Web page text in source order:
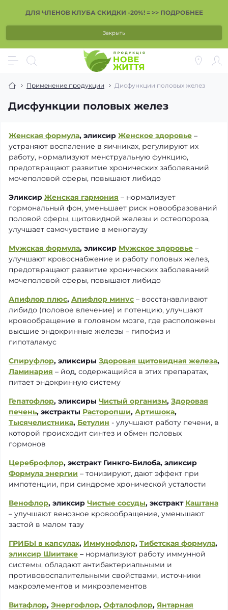
ДЛЯ ЧЛЕНОВ КЛУБА СКИДКИ -20%! = >> ПОДРОБНЕЕ
Закрыть
Применение продукции Дисфункции половых желез
Дисфункции половых желез
Женская формула, эликсир Женское здоровье –
устраняют воспаление в яичниках, регулируют их
работу, нормализуют менструальную функцию,
предотвращают развитие хронических заболеваний
мочеполовой сферы, повышают либидо
Эликсир Женская гармония – нормализует
гормональный фон, уменьшает риск новообразований
половой сферы, щитовидной железы и остеопороза,
улучшает самочувствие в менопаузу
Мужская формула, эликсир Мужское здоровье –
улучшают кровоснабжение и работу половых желез,
предотвращают развитие хронических заболеваний
мочеполовой сферы, повышают либидо
Апифлор плюс, Апифлор минус – восстанавливают
либидо (половое влечение) и потенцию, улучшают
кровообращение в головном мозге, где расположены
высшие эндокринные железы – гипофиз и
гипоталамус
Спируфлор, эликсиры Здоровая щитовидная железа,
Ламинария – йод, содержащийся в этих препаратах,
питает эндокринную систему
Гепатофлор, эликсиры Чистый организм, Здоровая
печень, экстракты Расторопши, Артишока,
Тысячелистника, Бетулин - улучшают работу печени, в
которой происходит синтез и обмен половых
гормонов
Цереброфлор, экстракт Гинкго-Билоба, эликсир
Формула энергии – тонизируют, дают эффект при
импотенции, при синдроме хронической усталости
Венофлор, эликсир Чистые сосуды, экстракт Каштана
– улучшают венозное кровообращение, уменьшают
застой в малом тазу
ГРИБЫ в капсулах, Иммунофлор, Тибетская формула,
эликсир Шиитаке – нормализуют работу иммунной
системы, обладают антибактериальными и
противовоспалительными свойствами, источники
макроэлементов и микроэлементов
Витафлор, Энергофлор, Офталофлор, Янтарная